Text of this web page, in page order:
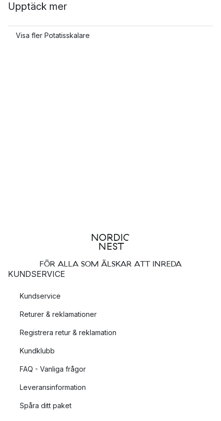
Upptäck mer
Visa fler Potatisskalare
FÖR ALLA SOM ÄLSKAR ATT INREDA
KUNDSERVICE
Kundservice
Returer & reklamationer
Registrera retur & reklamation
Kundklubb
FAQ - Vanliga frågor
Leveransinformation
Spåra ditt paket